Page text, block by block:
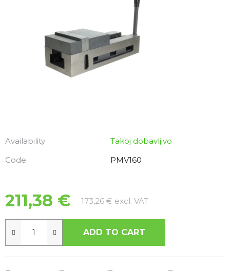
Availability
Takoj dobavljivo
Code:
PMV160
211,38 € 173,26 € excl. VATMeasure price:
ADD TO CART